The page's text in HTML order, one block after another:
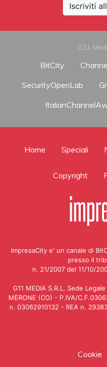
Iscriviti
G11
BitCity
SecurityOpenLab
Home Speciali
Copyright
ImpresaCity e' un canale di
presso il
n. 21/2007 del 11/10/
G11 MEDIA S.R.L. Sede
MERONE (CO) - P.IVA/
n. 03062910132 - REA n.
Cookie